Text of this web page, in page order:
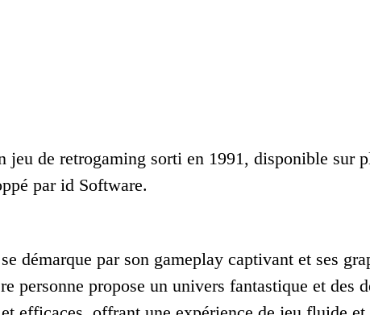
jeu de retrogaming sorti en 1991, disponible sur
par id Software.
démarque par son gameplay captivant et ses
personne propose un univers fantastique et des